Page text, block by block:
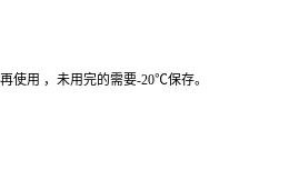
使用 ，未用完的需要-20℃保存。